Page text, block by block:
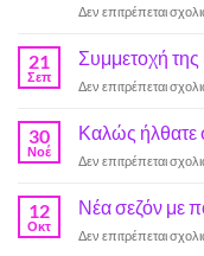
Δεν επιτρέπεται
21
Σεπ
Συμμετοχή
Δεν επιτρέπεται
30
Νοέ
Καλώς ήλθατε
Δεν επιτρέπεται
12
Οκτ
Νέα σεζόν με
Δεν επιτρέπεται